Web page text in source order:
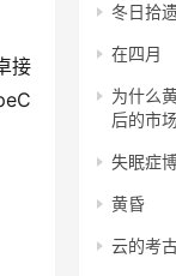
接
冬日拾
在四月
为什么
后的市
失眠症
黄昏
云的考